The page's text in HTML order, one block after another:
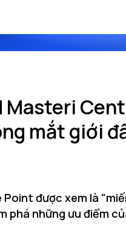
Masteri
mắt giới
được xem là
phá những ưu điểm